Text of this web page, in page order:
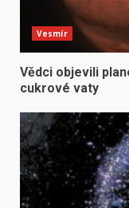
Vesmír
Vědci objevili
cukrové vaty